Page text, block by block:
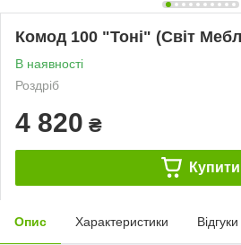
Комод 100 "Тоні" (Світ
В наявності
Роздріб
4 820 ₴
Купити
Опис Характеристики